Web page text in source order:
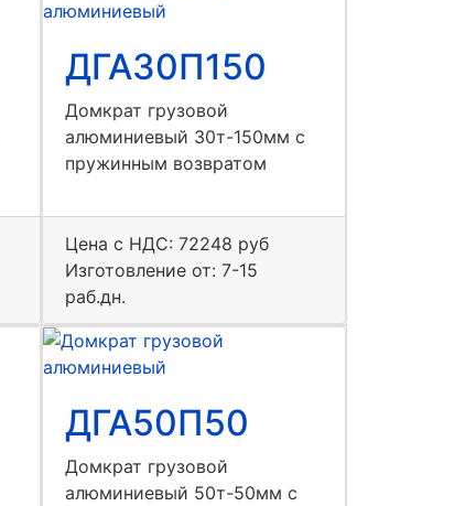
ДГА30П150
Домкрат грузовой
алюминиевый 30т-150мм с
пружинным возвратом
Цена с НДС: 72248 руб
Изготовление от: 7-15
раб.дн.
ДГА50П50
Домкрат грузовой
алюминиевый 50т-50мм с